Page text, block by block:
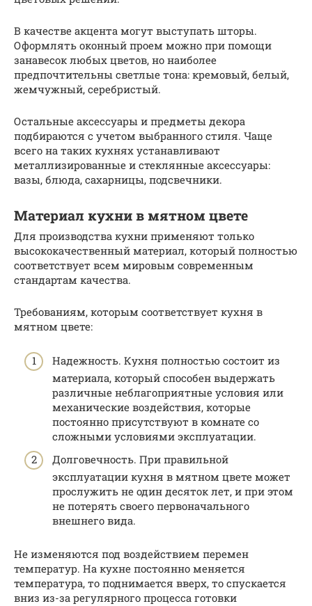
В качестве акцента могут выступать шторы.
Оформлять оконный проем можно при помощи
занавесок любых цветов, но наиболее
предпочтительны светлые тона: кремовый, белый,
жемчужный, серебристый.
Остальные аксессуары и предметы декора
подбираются с учетом выбранного стиля. Чаще
всего на таких кухнях устанавливают
металлизированные и стеклянные аксессуары:
вазы, блюда, сахарницы, подсвечники.
Материал кухни в мятном цвете
Для производства кухни применяют только
высококачественный материал, который полностью
соответствует всем мировым современным
стандартам качества.
Требованиям, которым соответствует кухня в
мятном цвете:
Надежность. Кухня полностью состоит из
материала, который способен выдержать
различные неблагоприятные условия или
механические воздействия, которые
постоянно присутствуют в комнате со
сложными условиями эксплуатации.
Долговечность. При правильной
эксплуатации кухня в мятном цвете может
прослужить не один десяток лет, и при этом
не потерять своего первоначального
внешнего вида.
Не изменяются под воздействием перемен
температур. На кухне постоянно меняется
температура, то поднимается вверх, то спускается
вниз из-за регулярного процесса готовки